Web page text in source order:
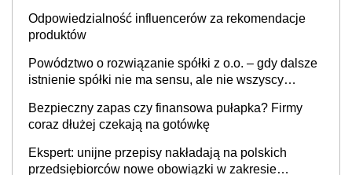
Odpowiedzialność influencerów za rekomendacje
produktów
Powództwo o rozwiązanie spółki z o.o. – gdy dalsze
istnienie spółki nie ma sensu, ale nie wszyscy
Bezpieczny zapas czy finansowa pułapka? Firmy
coraz dłużej czekają na gotówkę
Ekspert: unijne przepisy nakładają na polskich
przedsiębiorców nowe obowiązki w zakresie